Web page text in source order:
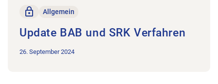
Nur für Mitglieder
Allgemein
Update BAB und SRK Verfahren
26. September 2024